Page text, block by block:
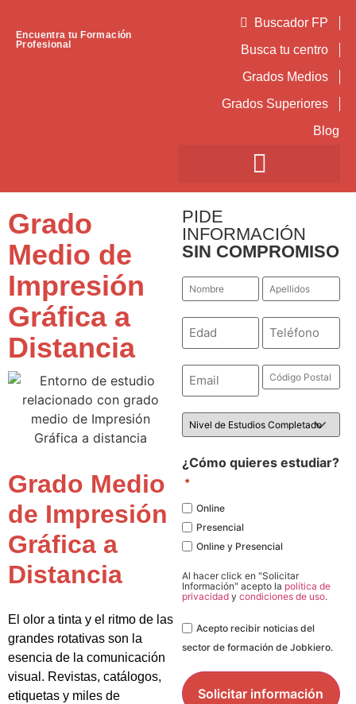
Encuentra tu Formación
Profesional
Buscador FP
Busca tu centro
Grados Medios
Grados Superiores
Blog
Grado
Medio de
Impresión
Gráfica a
Distancia
Grado Medio
de Impresión
Gráfica a
Distancia
El olor a tinta y el ritmo de las
grandes rotativas son la
esencia de la comunicación
visual. Revistas, catálogos,
etiquetas y miles de
PIDE
INFORMACIÓN
SIN COMPROMISO
Nombre Apellidos
*
Número Teléfono
Email
Código
Postal
Nivel
de
¿Cómo quieres estudiar?
*
Online
Presencial
Online y Presencial
Al hacer click en "Solicitar
Información" acepto la política de
privacidad y condiciones de uso.
LegalAcepto recibir noticias del
sector de formación de Jobkiero.